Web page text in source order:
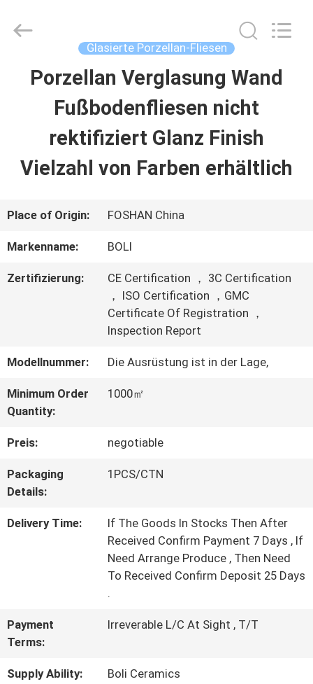
HAUSE
PRODUKTE
VIDEOS
WERKSBESICHTIGUNG
QUALITÄTSKONTROLLE
KONTAKT
MIT
UNS
ANGEBOT
SITEMAP
BOLI
CERAMICS
Glasierte Porzellan-Fliesen
Porzellan Verglasung Wand
Fußbodenfliesen nicht
rektifiziert Glanz Finish
Vielzahl von Farben erhältlich
Place of Origin: FOSHAN China
Markenname: BOLI
Zertifizierung:
CE Certification ， 3C Certification
， ISO Certification ，GMC
Certificate Of Registration ，
Inspection Report
Modellnummer: Die Ausrüstung ist in der Lage,
Minimum Order
Quantity:
1000㎡
Preis: negotiable
Packaging
Details:
1PCS/CTN
Delivery Time:
If The Goods In Stocks Then After
Received Confirm Payment 7 Days , If
Need Arrange Produce , Then Need
To Received Confirm Deposit 25 Days
.
Payment
Terms:
Irreverable L/C At Sight , T/T
Supply Ability: Boli Ceramics